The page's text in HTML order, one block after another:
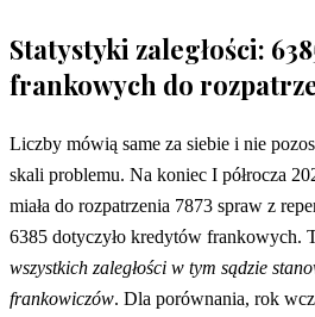
Statystyki zaległości:
frankowych do
Liczby mówią same za siebie i nie
skali problemu. Na koniec I półrocza
miała do rozpatrzenia 7873 spraw z
6385 dotyczyło kredytów frankowych.
wszystkich zaległości w tym sądzie
frankowiczów. Dla porównania, rok